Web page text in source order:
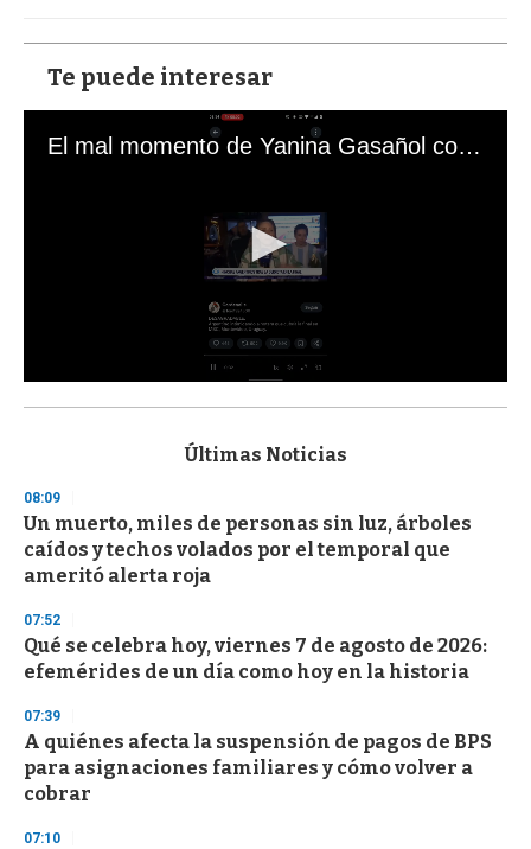
Te puede interesar
El mal momento de Yanina Gasañol con un hincha argentino en "Subrayado"
s
d
s
o
f
3
s
e
c
o
d
s
Últimas Noticias
08:09
Un muerto, miles de personas sin luz, árboles
caídos y techos volados por el temporal que
ameritó alerta roja
07:52
Qué se celebra hoy, viernes 7 de agosto de 2026:
efemérides de un día como hoy en la historia
07:39
A quiénes afecta la suspensión de pagos de BPS
para asignaciones familiares y cómo volver a
cobrar
07:10